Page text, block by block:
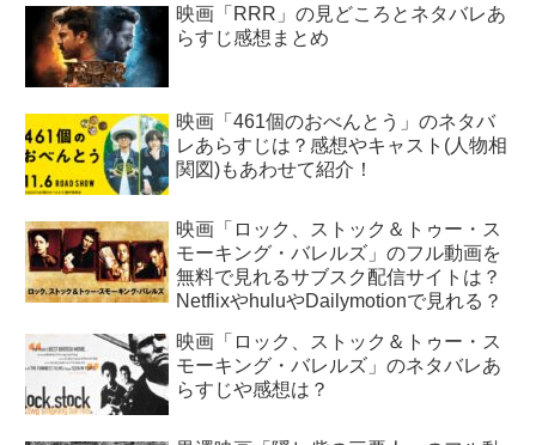
映画「RRR」の見どころとネタバレあ
らすじ感想まとめ
映画「461個のおべんとう」のネタバ
レあらすじは？感想やキャスト(人物相
関図)もあわせて紹介！
映画「ロック、ストック＆トゥー・ス
モーキング・バレルズ」のフル動画を
無料で見れるサブスク配信サイトは？
NetflixやhuluやDailymotionで見れる？
映画「ロック、ストック＆トゥー・ス
モーキング・バレルズ」のネタバレあ
らすじや感想は？